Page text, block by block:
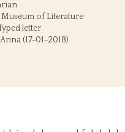
Museum of Literature
letter
(17-01-2018)